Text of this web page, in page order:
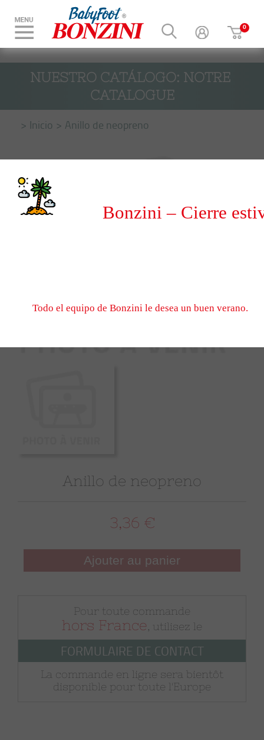
NUESTRO CATÁLOGO: NOTRE
CATALOGUE
Inicio Anillo de neopreno
Anillo de neopreno
3,36 €
Ajouter au panier
Pour toute commande
hors France , utilisez le
FORMULAIRE DE CONTACT
La commande en ligne sera bientôt
disponible pour toute l'Europe
Bonzini – Cierre
Todo el equipo de Bonzini le desea un buen verano.